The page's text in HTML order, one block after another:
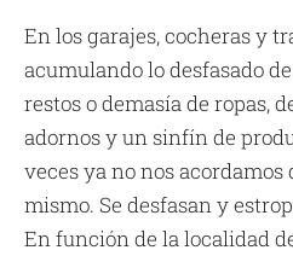
En los garajes, cocheras y
acumulando lo desfasado
restos o demasía de ropas,
adornos y un sinfín de
veces ya no nos
mismo. Se desfasan y
En función de la localidad